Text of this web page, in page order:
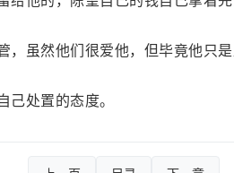
虽然他们很爱他，但毕竟他只
处置的态度。